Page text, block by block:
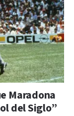
Maradona
del Siglo”